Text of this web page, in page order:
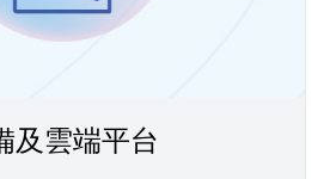
及雲端平台